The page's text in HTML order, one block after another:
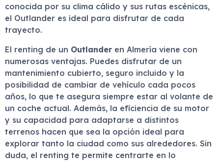
conocida por su clima cálido y sus rutas escénicas,
el Outlander es ideal para disfrutar de cada
trayecto.
El renting de un Outlander en Almería viene con
numerosas ventajas. Puedes disfrutar de un
mantenimiento cubierto, seguro incluido y la
posibilidad de cambiar de vehículo cada pocos
años, lo que te asegura siempre estar al volante de
un coche actual. Además, la eficiencia de su motor
y su capacidad para adaptarse a distintos
terrenos hacen que sea la opción ideal para
explorar tanto la ciudad como sus alrededores. Sin
duda, el renting te permite centrarte en lo